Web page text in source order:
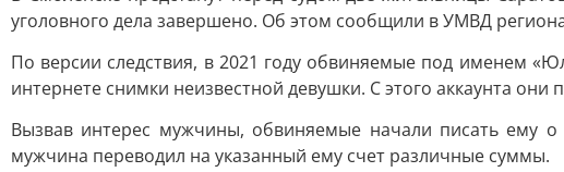
уголовного дела завершено. Об этом сообщили в УМВД
По версии следствия, в 2021 году обвиняемые под именем
интернете снимки неизвестной девушки. С этого аккаунта
Вызвав интерес мужчины, обвиняемые начали писать ему
мужчина переводил на указанный ему счет различные суммы.